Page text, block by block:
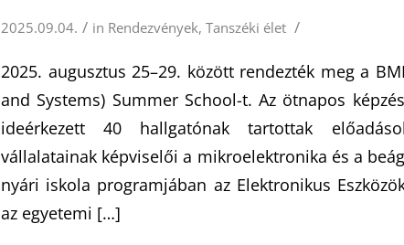
2025.09.04. / in Rendezvények, Tanszéki élet /
2025. augusztus 25–29. között rendezték meg a
and Systems) Summer School-t. Az ötnapos
ideérkezett 40 hallgatónak tartottak
vállalatainak képviselői a mikroelektronika és a
nyári iskola programjában az Elektronikus
az egyetemi […]